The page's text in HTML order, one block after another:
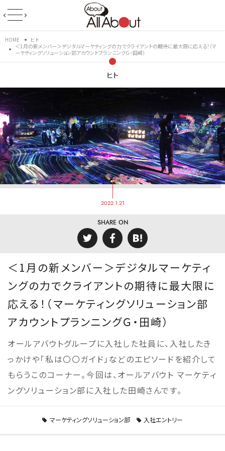
HOME
ヒト
＜1月の新メンバー＞デジタルマーケティングの力でクライアントの期待に最大限に応える！（マ
ーケティングソリューション部アカウントプランニングＧ・田崎）
ヒト
2022.1.21
SHARE ON
＜1月の新メンバー＞デジタルマーケティ
ングの力でクライアントの期待に最大限に
応える！（マーケティングソリューション部
アカウントプランニングＧ・田崎）
オールアバウトグループに入社した社員に、入社したき
っかけや「私は〇〇ガイド」などのエピソードを紹介して
もらうこのコーナー。今回は、オールアバウト マーケティ
ングソリューション部に入社した田崎さんです。
マーケティングソリューション部 入社エントリー